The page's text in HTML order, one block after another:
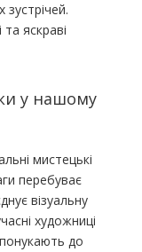
яскраві
у нашому
мистецькі
перебуває
візуальну
художниці
до